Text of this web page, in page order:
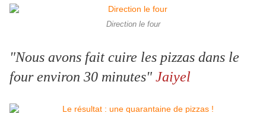
Direction le four
"Nous avons fait cuire les pizzas dans le
four environ 30 minutes" Jaiyel